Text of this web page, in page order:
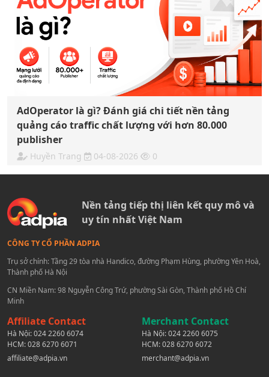
AdOperator là gì? Đánh giá chi tiết nền tảng
quảng cáo traffic chất lượng với hơn 80.000
publisher
Huyền Trang 04-08-2026 0
Nền tảng tiếp thị liên kết quy mô và
uy tín nhất Việt Nam
CÔNG TY CỔ PHẦN ADPIA
Trụ sở chính: Tầng 29 tòa nhà Handico, đường Phạm Hùng, phường Yên Hoà,
Thành phố Hà Nội
CN Miền Nam: 98 Nguyễn Công Trứ, phường Sài Gòn, Thành phố Hồ Chí
Minh
Affiliate Contact
Hà Nội:024 2260 6074
HCM:028 6270 6071
affiliate@adpia.vn
Merchant Contact
Hà Nội:024 2260 6075
HCM:028 6270 6072
merchant@adpia.vn